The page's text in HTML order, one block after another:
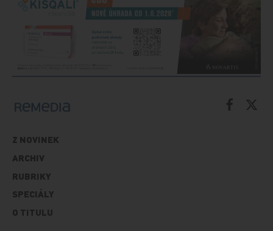
Z NOVINEK
ARCHIV
RUBRIKY
SPECIÁLY
O TITULU